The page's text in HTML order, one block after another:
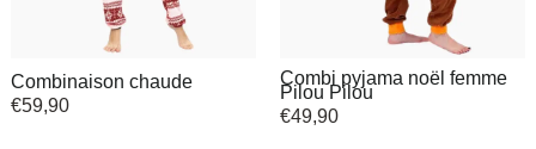
Combinaison chaude
€59,90
Combi pyjama noël femme
Pilou Pilou
€49,90